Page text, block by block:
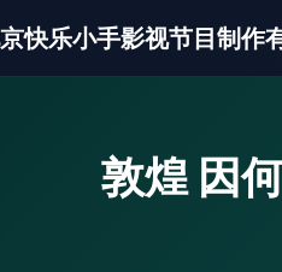
快乐小手影视节目制作
敦煌 因